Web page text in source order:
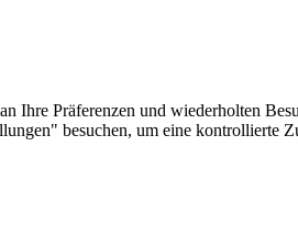
Ihre Präferenzen und wiederholten
besuchen, um eine kontrollierte